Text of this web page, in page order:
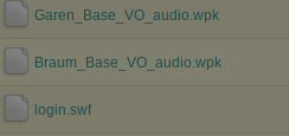
Garen_Base_VO_audio.wpk
Braum_Base_VO_audio.wpk
login.swf